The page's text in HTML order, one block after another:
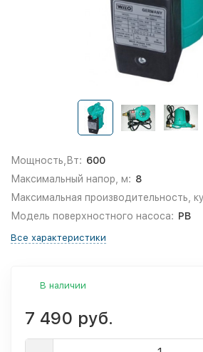
Мощность,Вт: 600
Максимальный напор, м: 8
Максимальная производительность,
Модель поверхностного насоса: PB
Все характеристики
В наличии
7 490 руб.